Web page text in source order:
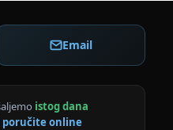
Email
istog dana
poručite online